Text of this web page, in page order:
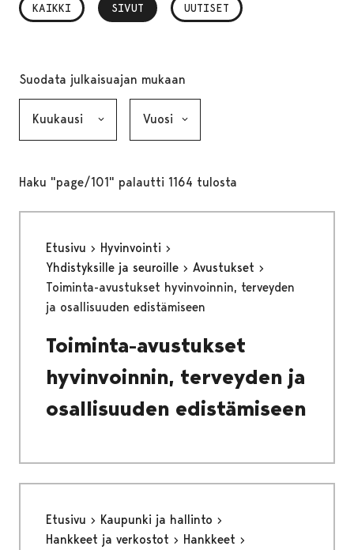
KAIKKI SIVUT
, VALITTU UUTISET
Suodata julkaisuajan mukaan
Haku "page/101" palautti 1164 tulosta
Etusivu
Hyvinvointi
Yhdistyksille ja seuroille
Avustukset
Toiminta-avustukset hyvinvoinnin, terveyden
ja osallisuuden edistämiseen
Toiminta-avustukset
hyvinvoinnin, terveyden ja
osallisuuden edistämiseen
Etusivu
Kaupunki ja hallinto
Hankkeet ja verkostot
Hankkeet